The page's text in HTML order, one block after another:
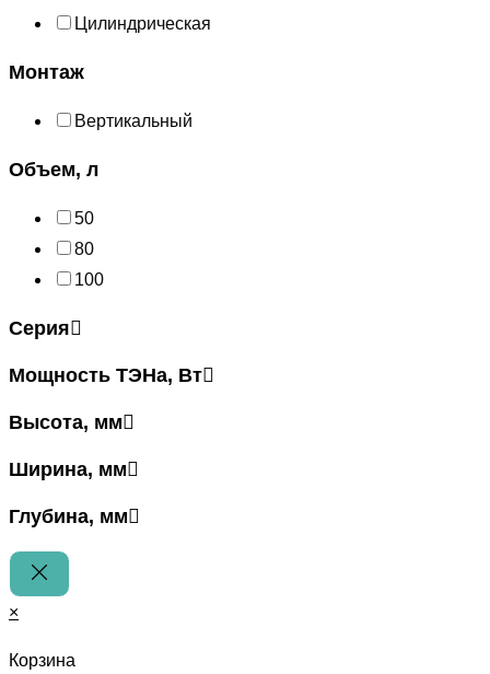
Цилиндрическая
Монтаж
Вертикальный
Объем, л
50
80
100
Серия
Мощность ТЭНа, Вт
Высота, мм
Ширина, мм
Глубина, мм
×
Корзина